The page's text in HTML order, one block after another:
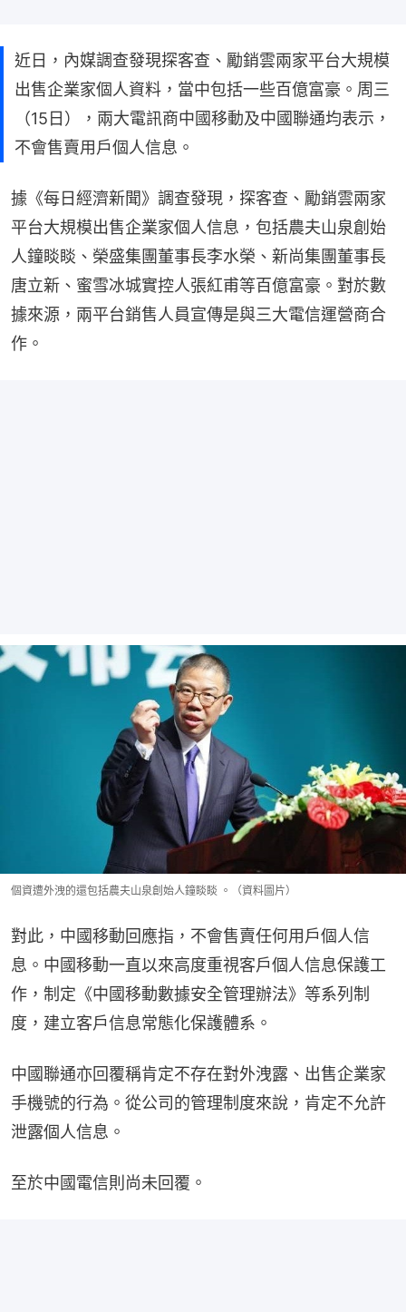
近日，內媒調查發現探客查、勵銷雲兩家平台大規模
出售企業家個人資料，當中包括一些百億富豪。周三
（15日），兩大電訊商中國移動及中國聯通均表示，
不會售賣用戶個人信息。
據《每日經濟新聞》調查發現，探客查、勵銷雲兩家
平台大規模出售企業家個人信息，包括農夫山泉創始
人鐘睒睒、榮盛集團董事長李水榮、新尚集團董事長
唐立新、蜜雪冰城實控人張紅甫等百億富豪。對於數
據來源，兩平台銷售人員宣傳是與三大電信運營商合
作。
個資遭外洩的還包括農夫山泉創始人鐘睒睒 。（資料圖片）
對此，中國移動回應指，不會售賣任何用戶個人信
息。中國移動一直以來高度重視客戶個人信息保護工
作，制定《中國移動數據安全管理辦法》等系列制
度，建立客戶信息常態化保護體系。
中國聯通亦回覆稱肯定不存在對外洩露、出售企業家
手機號的行為。從公司的管理制度來說，肯定不允許
泄露個人信息。
至於中國電信則尚未回覆。